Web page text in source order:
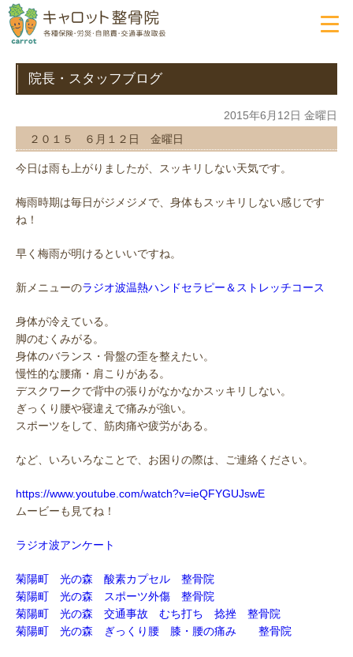
院長・スタッフブログ
2015年6月12日 金曜日
２０１５ ６月１２日 金曜日
今日は雨も上がりましたが、スッキリしない天気です。
梅雨時期は毎日がジメジメで、身体もスッキリしない感じです
ね！
早く梅雨が明けるといいですね。
新メニューのラジオ波温熱ハンドセラピー＆ストレッチコース
身体が冷えている。
脚のむくみがる。
身体のバランス・骨盤の歪を整えたい。
慢性的な腰痛・肩こりがある。
デスクワークで背中の張りがなかなかスッキリしない。
ぎっくり腰や寝違えで痛みが強い。
スポーツをして、筋肉痛や疲労がある。
など、いろいろなことで、お困りの際は、ご連絡ください。
https://www.youtube.com/watch?v=ieQFYGUJswE
ムービーも見てね！
ラジオ波アンケート
菊陽町 光の森 酸素カプセル 整骨院
菊陽町 光の森 スポーツ外傷 整骨院
菊陽町 光の森 交通事故 むち打ち 捻挫 整骨院
菊陽町 光の森 ぎっくり腰 膝・腰の痛み 整骨院